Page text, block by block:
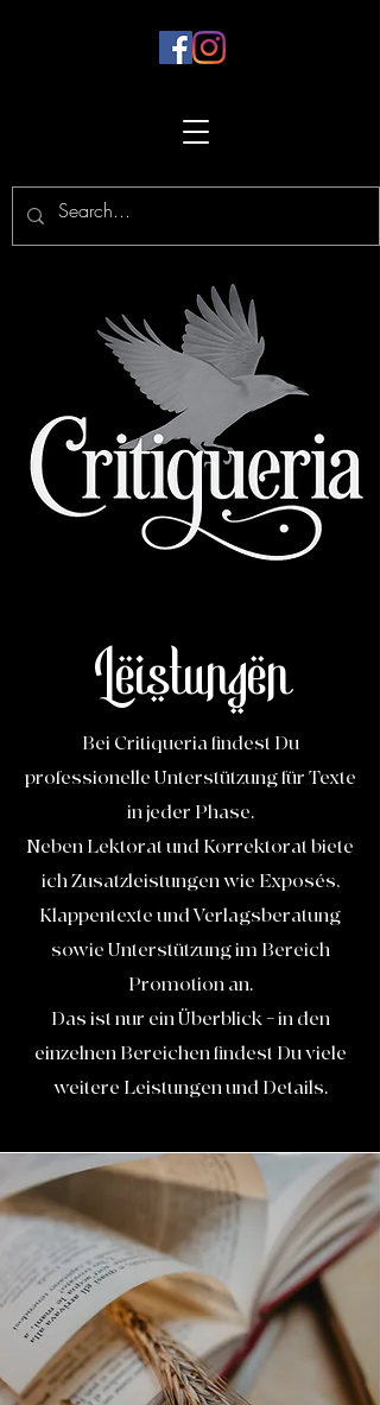
Leistungen
Bei Critiqueriafindest Du
professionelle Unterstützung für Texte
in jeder Phase.
Neben Lektorat und Korrektorat biete
ich Zusatzleistungen wie Exposés,
Klappentexte und Verlagsberatung
sowie Unterstützung im Bereich
Promotion an.
Das ist nur ein Überblick – in den
einzelnen Bereichen findest Du viele
weitere Leistungen und Details.